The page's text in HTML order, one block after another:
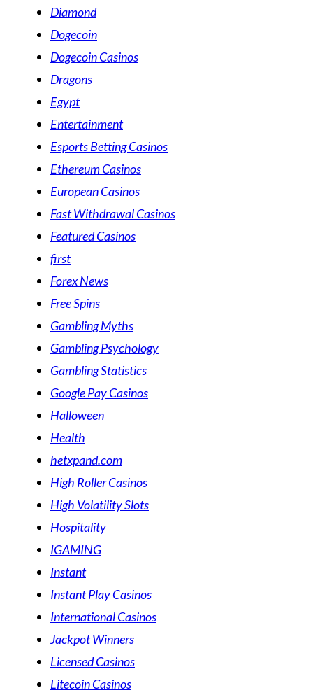
Diamond
Dogecoin
Dogecoin Casinos
Dragons
Egypt
Entertainment
Esports Betting Casinos
Ethereum Casinos
European Casinos
Fast Withdrawal Casinos
Featured Casinos
first
Forex News
Free Spins
Gambling Myths
Gambling Psychology
Gambling Statistics
Google Pay Casinos
Halloween
Health
hetxpand.com
High Roller Casinos
High Volatility Slots
Hospitality
IGAMING
Instant
Instant Play Casinos
International Casinos
Jackpot Winners
Licensed Casinos
Litecoin Casinos